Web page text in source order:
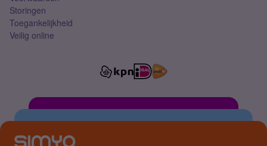
Storingen
Toegankelijkheid
Veilig online